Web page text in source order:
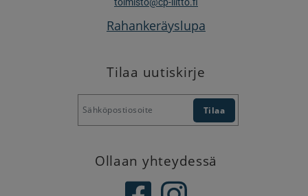
Rahankeräyslupa
Tilaa uutiskirje
Ollaan yhteydessä